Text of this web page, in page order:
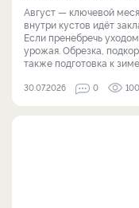
Август — ключевой
внутри кустов идёт
Если пренебречь
урожая. Обрезка,
также подготовка к зиме
30.07.2026 0